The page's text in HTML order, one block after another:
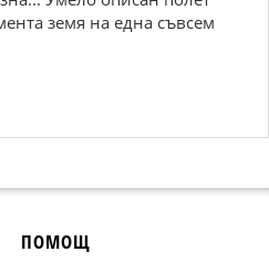
земя на една съвсем
ПОМОЩ